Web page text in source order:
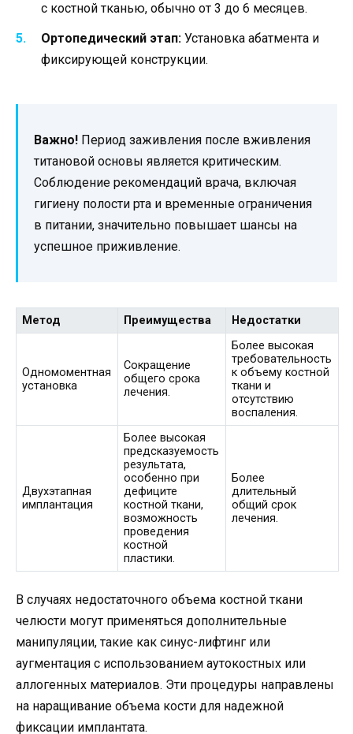
с костной тканью, обычно от 3 до 6 месяцев.
Ортопедический этап: Установка абатмента и
фиксирующей конструкции.
Важно! Период заживления после вживления
титановой основы является критическим.
Соблюдение рекомендаций врача, включая
гигиену полости рта и временные ограничения
в питании, значительно повышает шансы на
успешное приживление.
Метод Преимущества Недостатки
Одномоментная
установка
Сокращение
общего срока
лечения.
Более высокая
требовательность
к объему костной
ткани и
отсутствию
воспаления.
Двухэтапная
имплантация
Более высокая
предсказуемость
результата,
особенно при
дефиците
костной ткани,
возможность
проведения
костной
пластики.
Более
длительный
общий срок
лечения.
В случаях недостаточного объема костной ткани
челюсти могут применяться дополнительные
манипуляции, такие как синус-лифтинг или
аугментация с использованием аутокостных или
аллогенных материалов. Эти процедуры направлены
на наращивание объема кости для надежной
фиксации имплантата.